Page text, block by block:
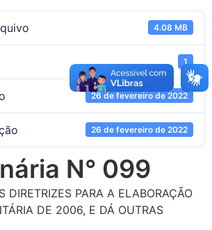
4.08 MB
1
26 de fevereiro de 2022
26 de fevereiro de 2022
N° 099
DIRETRIZES PARA A ELABORAÇÃO
DE 2006, E DÁ OUTRAS